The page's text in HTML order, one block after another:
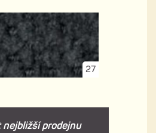
27
nejbližší prodejnu